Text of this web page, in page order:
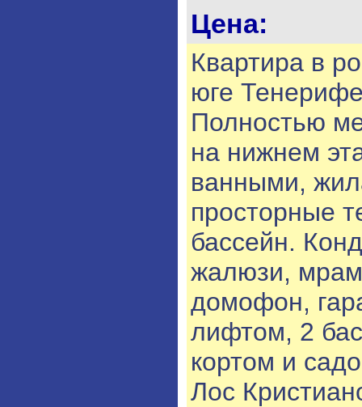
Цена:
Квартира в
юге
Полностью
на нижнем
ванными,
просторные
бассейн.
жалюзи,
домофон,
лифтом, 2
кортом и
Лос